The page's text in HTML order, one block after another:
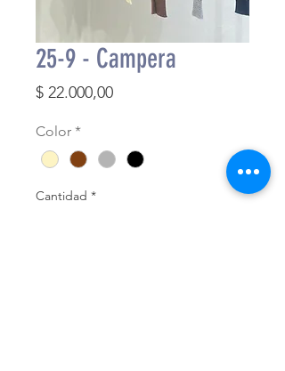
25-9 - Campera
$ 22.000,00Precio
Color *
Cantidad *